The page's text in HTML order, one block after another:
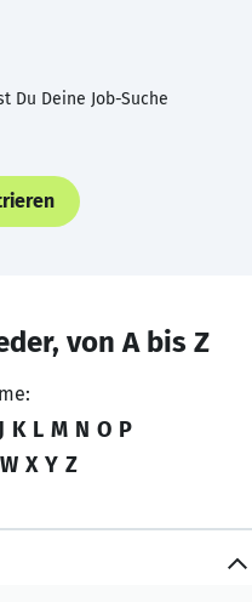
Du Deine Job-Suche
von A bis Z
J K L M N O P
W X Y Z